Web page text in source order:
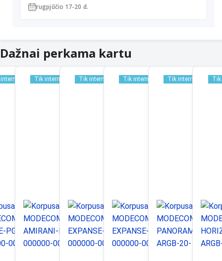
rugpjūčio 17-20 d.
Dažnai perkama kartu
Tik internetu Tik internetu Tik internetu Tik internetu Tik